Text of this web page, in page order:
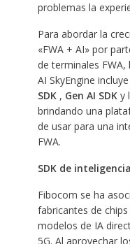
problemas la
Para abordar la
«FWA + AI» por
de terminales
AI SkyEngine incluye
SDK, Gen AI SDKy
brindando una
de usar para una
FWA.
SDK de
Fibocom se ha
fabricantes de
modelos de IA
5G. Al aprovechar